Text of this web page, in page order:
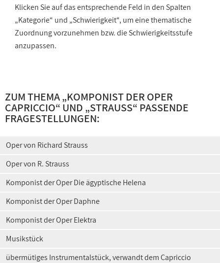
Klicken Sie auf das entsprechende Feld in den Spalten
„Kategorie“ und „Schwierigkeit“, um eine thematische
Zuordnung vorzunehmen bzw. die Schwierigkeitsstufe
anzupassen.
ZUM THEMA „KOMPONIST DER OPER
CAPRICCIO“ UND „STRAUSS“ PASSENDE
FRAGESTELLUNGEN:
Oper von Richard Strauss
Oper von R. Strauss
Komponist der Oper Die ägyptische Helena
Komponist der Oper Daphne
Komponist der Oper Elektra
Musikstück
übermütiges Instrumentalstück, verwandt dem Capriccio